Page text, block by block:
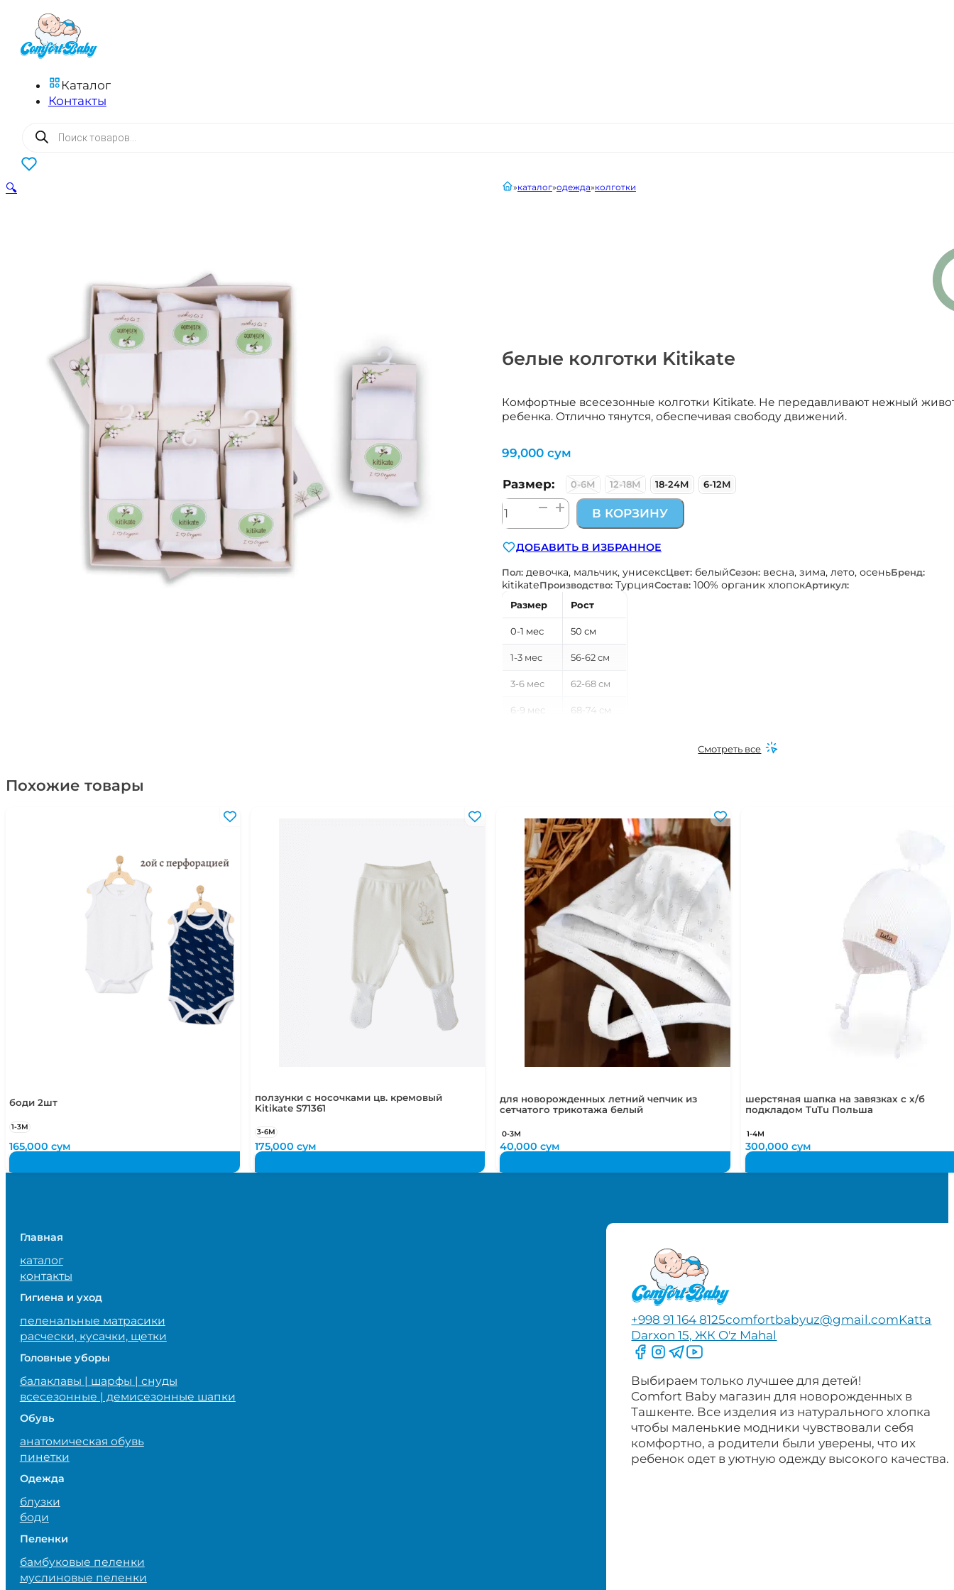
Каталог
Контакты
Поиск
товаров
0
белые колготки Kitikate
Комфортные всесезонные колготки Kitikate. Не передавливают нежный
ребенка. Отлично тянутся, обеспечивая свободу движений.
главнаякаталог одежда колготки
99,000 сум
Размер: 0-6М 12-18М 18-24М 6-12М
Количество
товара
колготки
Kitikate
В КОРЗИНУ
ДОБАВИТЬ В ИЗБРАННОЕ
Пол: девочка, мальчик, унисексЦвет: белыйСезон: весна, зима, лето, осеньБренд:
kitikateПроизводство: ТурцияСостав: 100% органик хлопокАртикул:
Размер
Рост
0-1 мес 50 см
1-3 мес 56-62 см
3-6 мес 62-68 см
6-9 мес 68-74 см
3-4 года 98-104 см
4-5 лет 104-110 см
5-6 лет 110-116 см
Смотреть все
🔍
Похожие товары
боди 2шт
1-3М
165,000сум
ползунки с носочками цв. кремовый
Kitikate S71361
3-6М
175,000 сум
для новорожденных летний чепчик из
сетчатого трикотажа белый
0-3М
40,000сум
шерстяная шапка на завязках с х/б
подкладом TuTu Польша
1-4М
300,000 сум
Главная
каталог
контакты
Гигиена и уход
пеленальные матрасики
расчески, кусачки, щетки
Головные уборы
балаклавы | шарфы | снуды
всесезонные | демисезонные шапки
Обувь
анатомическая обувь
пинетки
Одежда
блузки
боди
Пеленки
бамбуковые пеленки
муслиновые пеленки
+998 91 164 8125comfortbabyuz@gmail.comKatta
Darxon 15, ЖК O'z Mahal
Следите за нами на Facebook
Следите за нами в Instagram
Следите за нами в Telegram
Следите за нами в YouTube
Выбираем только лучшее для детей!
Comfort Baby магазин для новорожденных в
Ташкенте. Все изделия из натурального хлопка
чтобы маленькие модники чувствовали себя
комфортно, а родители были уверены, что их
ребенок одет в уютную одежду высокого качества.